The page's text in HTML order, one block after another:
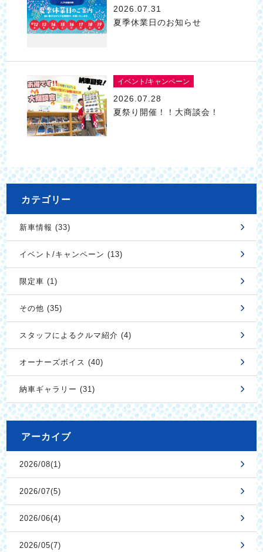
2026.07.31
夏季休業日のお知らせ
イベント/キャンペーン
2026.07.28
夏祭り開催！！大商談会！
カテゴリー
新車情報 (33)
イベント/キャンペーン (13)
限定車 (1)
その他 (35)
スタッフによるクルマ紹介 (4)
オーナーズボイス (40)
納車ギャラリー (31)
アーカイブ
2026/08(1)
2026/07(5)
2026/06(4)
2026/05(7)